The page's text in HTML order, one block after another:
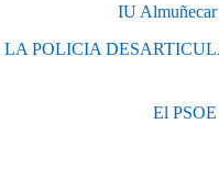
IU Almuñecar
LA POLICIA
El PSOE